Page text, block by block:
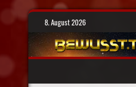
Skip
8. August 2026